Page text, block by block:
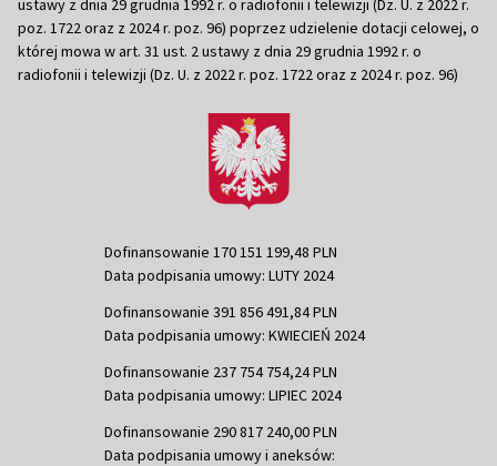
ustawy z dnia 29 grudnia 1992 r. o radiofonii i telewizji (Dz. U. z 2022 r.
poz. 1722 oraz z 2024 r. poz. 96) poprzez udzielenie dotacji celowej, o
której mowa w art. 31 ust. 2 ustawy z dnia 29 grudnia 1992 r. o
radiofonii i telewizji (Dz. U. z 2022 r. poz. 1722 oraz z 2024 r. poz. 96)
Dofinansowanie 170 151 199,48 PLN
Data podpisania umowy: LUTY 2024
Dofinansowanie 391 856 491,84 PLN
Data podpisania umowy: KWIECIEŃ 2024
Dofinansowanie 237 754 754,24 PLN
Data podpisania umowy: LIPIEC 2024
Dofinansowanie 290 817 240,00 PLN
Data podpisania umowy i aneksów: